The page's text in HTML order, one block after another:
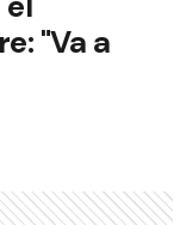
"Va a